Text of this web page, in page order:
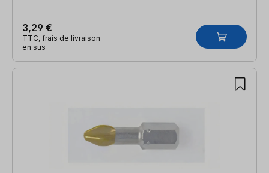
3,29 €
TTC, frais de livraison
en sus